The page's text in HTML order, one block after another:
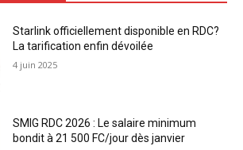
Starlink officiellement disponible en RDC?
La tarification enfin dévoilée
4 juin 2025
SMIG RDC 2026 : Le salaire minimum
bondit à 21 500 FC/jour dès janvier